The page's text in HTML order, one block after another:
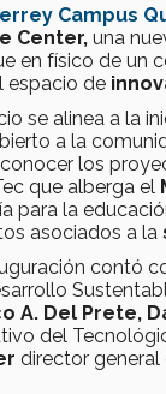
Campus
Center, una
en físico de un
espacio de
se alinea a la
a la
los
que alberga el
para la
asociados a la
contó
A. Del Prete,
del
director general